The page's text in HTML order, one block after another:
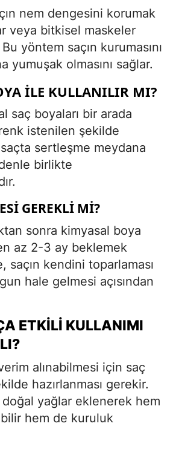
nem dengesini korumak
veya bitkisel maskeler
yöntem saçın kurumasını
yumuşak olmasını sağlar.
ILE KULLANILIR MI?
saç boyaları bir arada
renk istenilen şekilde
sertleşme meydana
birlikte
GEREKLI MI?
sonra kimyasal boya
az 2-3 ay beklemek
saçın kendini toparlaması
hale gelmesi açısından
ETKILI KULLANIMI
alınabilmesi için saç
hazırlanması gerekir.
doğal yağlar eklenerek hem
hem de kuruluk